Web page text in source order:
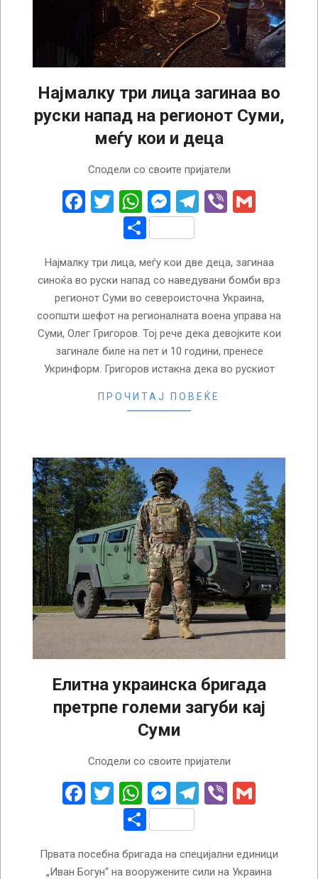
Најмалку три лица загинаа во
руски напад на регионот Суми,
меѓу кои и деца
Сподели со своите пријатели
Facebook
Twitter
WhatsApp
Messenger
Telegram
Viber
Share
Најмалку три лица, меѓу кои две деца, загинаа
синоќа во руски напад со наведувани бомби врз
регионот Суми во североисточна Украина,
соопшти шефот на регионалната воена управа на
Суми, Олег Григоров. Тој рече дека девојките кои
загинале биле на пет и 10 години, пренесе
Укринформ. Григоров истакна дека во рускиот
ПРОЧИТАЈ ПОВЕЌЕ
Елитна украинска бригада
претрпе големи загуби кај
Суми
Сподели со своите пријатели
Facebook
Twitter
WhatsApp
Messenger
Telegram
Viber
Share
Првата посебна бригада на специјални единици
„Иван Богун“ на вооружените сили на Украина